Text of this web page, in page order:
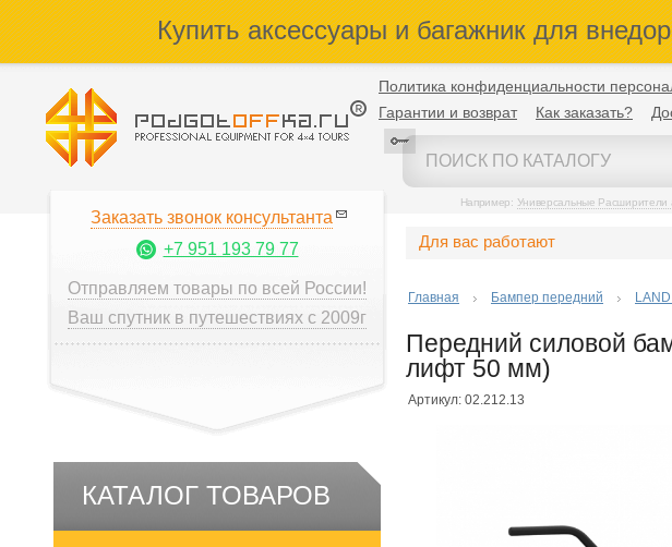
Купить аксессуары и багажник для
Политика конфиденциальности
Гарантии и возврат
Как заказать?
Например: Универсальные Расширители
Заказать звонок консультанта
+7 951 193 79 77
Отправляем товары по всей России!
Ваш спутник в путешествиях с 2009г
КАТАЛОГ ТОВАРОВ
Для вас работают
Главная Бампер передний
Передний силовой
лифт 50 мм)
Артикул: 02.212.13